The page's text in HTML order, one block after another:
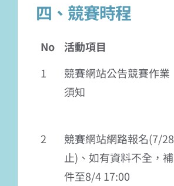
四、競賽時程
No 活動項目
1
競賽網站公告競賽作業
須知
2
競賽網站網路報名(7/28
止)、如有資料不全，補
件至8/4 17:00